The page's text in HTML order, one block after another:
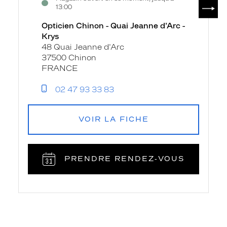
13:00
Opticien Chinon - Quai Jeanne d'Arc -
Krys
48 Quai Jeanne d'Arc
37500 Chinon
FRANCE
02 47 93 33 83
VOIR LA FICHE
PRENDRE RENDEZ‑VOUS